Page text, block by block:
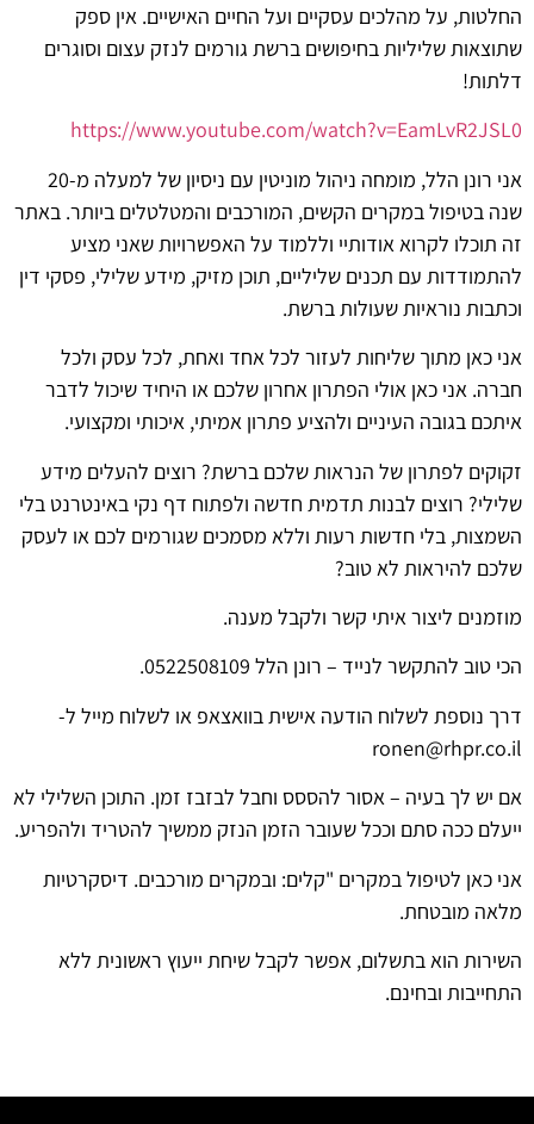
החלטות, על מהלכים עסקיים ועל החיים האישיים. אין ספק
שתוצאות שליליות בחיפושים ברשת גורמים לנזק עצום וסוגרים
דלתות!
https://www.youtube.com/watch?v=EamLvR2JSL0
אני רונן הלל, מומחה ניהול מוניטין עם ניסיון של למעלה מ-20
שנה בטיפול במקרים הקשים, המורכבים והמטלטלים ביותר. באתר
זה תוכלו לקרוא אודותיי וללמוד על האפשרויות שאני מציע
להתמודדות עם תכנים שליליים, תוכן מזיק, מידע שלילי, פסקי דין
וכתבות נוראיות שעולות ברשת.
אני כאן מתוך שליחות לעזור לכל אחד ואחת, לכל עסק ולכל
חברה. אני כאן אולי הפתרון אחרון שלכם או היחיד שיכול לדבר
איתכם בגובה העיניים ולהציע פתרון אמיתי, איכותי ומקצועי.
זקוקים לפתרון של הנראות שלכם ברשת? רוצים להעלים מידע
שלילי? רוצים לבנות תדמית חדשה ולפתוח דף נקי באינטרנט בלי
השמצות, בלי חדשות רעות וללא מסמכים שגורמים לכם או לעסק
שלכם להיראות לא טוב?
מוזמנים ליצור איתי קשר ולקבל מענה.
הכי טוב להתקשר לנייד – רונן הלל 0522508109.
דרך נוספת לשלוח הודעה אישית בוואצאפ או לשלוח מייל ל-
ronen@rhpr.co.il
אם יש לך בעיה – אסור להססס וחבל לבזבז זמן. התוכן השלילי לא
ייעלם ככה סתם וככל שעובר הזמן הנזק ממשיך להטריד ולהפריע.
אני כאן לטיפול במקרים "קלים: ובמקרים מורכבים. דיסקרטיות
מלאה מובטחת.
השירות הוא בתשלום, אפשר לקבל שיחת ייעוץ ראשונית ללא
התחייבות ובחינם.